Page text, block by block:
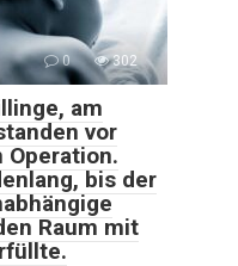
0 302
am
vor
bis der
Raum mit